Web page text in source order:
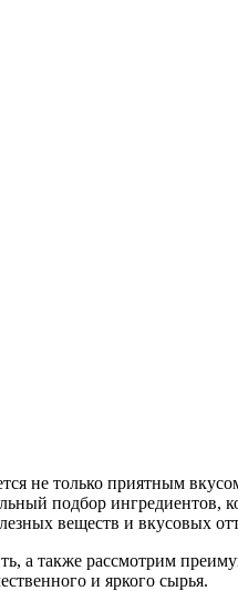
не только приятным
подбор ингредиентов,
веществ и вкусовых
а также рассмотрим
и яркого сырья.